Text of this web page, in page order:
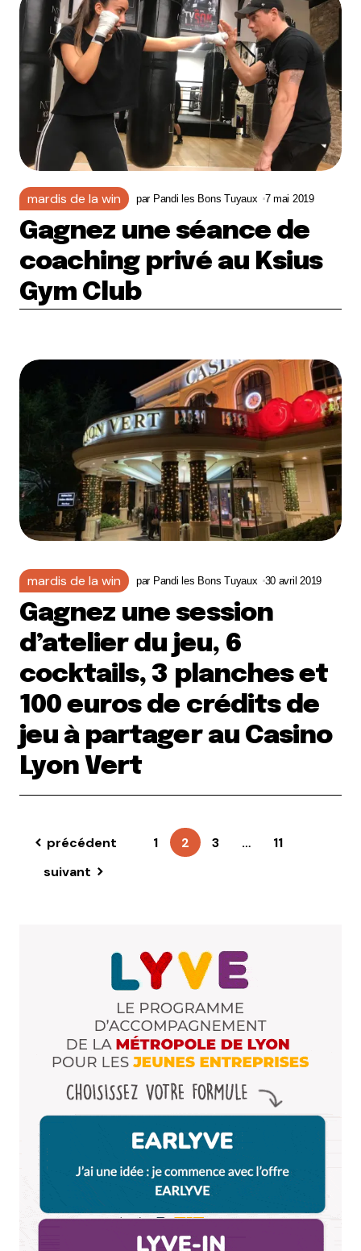
mardis de la win par Pandi les Bons Tuyaux 7 mai 2019
Gagnez une séance de
coaching privé au Ksius
Gym Club
mardis de la win par Pandi les Bons Tuyaux 30 avril 2019
Gagnez une session
d’atelier du jeu, 6
cocktails, 3 planches et
100 euros de crédits de
jeu à partager au Casino
Lyon Vert
précédent 1 2 3 …
11
suivant